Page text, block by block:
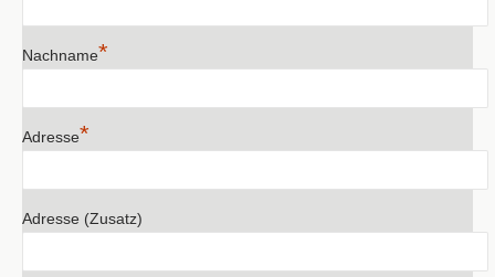
Nachname*
Adresse*
Adresse (Zusatz)